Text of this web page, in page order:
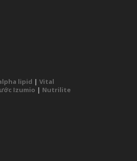
lipid | Vital
Izumio | Nutrilite